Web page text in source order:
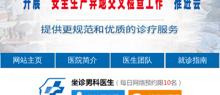
网站主页 医院简介 医生团队 就诊指南